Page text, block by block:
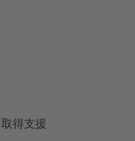
取得支援